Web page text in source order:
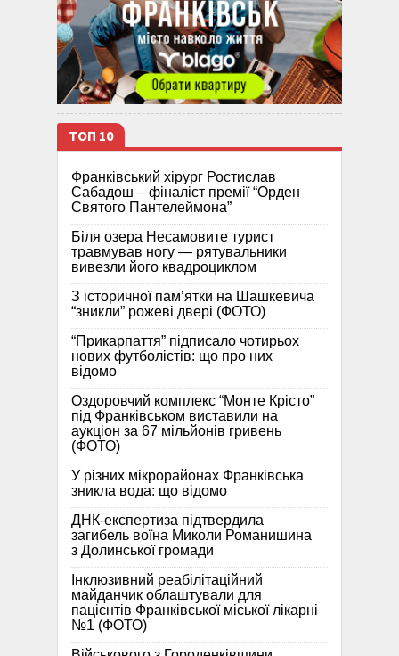
ТОП 10
Франківський хірург Ростислав
Сабадош – фіналіст премії “Орден
Святого Пантелеймона”
Біля озера Несамовите турист
травмував ногу — рятувальники
вивезли його квадроциклом
З історичної памʼятки на Шашкевича
“зникли” рожеві двері (ФОТО)
“Прикарпаття” підписало чотирьох
нових футболістів: що про них
відомо
Оздоровчий комплекс “Монте Крісто”
під Франківськом виставили на
аукціон за 67 мільйонів гривень
(ФОТО)
У різних мікрорайонах Франківська
зникла вода: що відомо
ДНК-експертиза підтвердила
загибель воїна Миколи Романишина
з Долинської громади
Інклюзивний реабілітаційний
майданчик облаштували для
пацієнтів Франківської міської лікарні
№1 (ФОТО)